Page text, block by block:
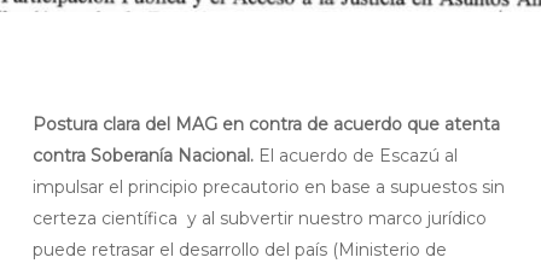
Postura clara del MAG en contra de acuerdo que atenta
contra Soberanía Nacional.El acuerdo de Escazú al
impulsar el principio precautorio en base a supuestos sin
certeza científica y al subvertir nuestro marco jurídico
puede retrasar el desarrollo del país (Ministerio de